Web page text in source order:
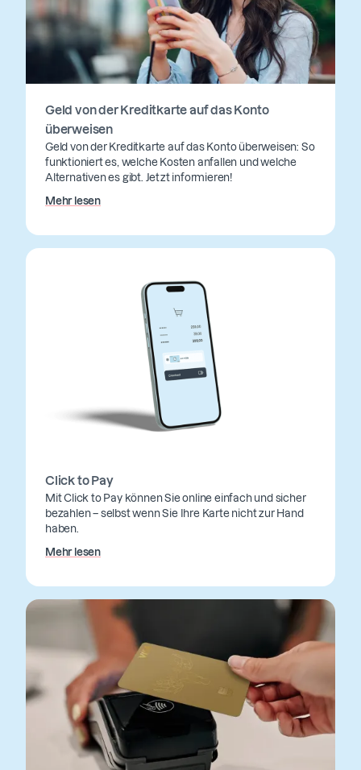
Geld von der Kreditkarte auf das Konto
überweisen
Geld von der Kreditkarte auf das Konto überweisen: So
funktioniert es, welche Kosten anfallen und welche
Alternativen es gibt. Jetzt informieren!
Mehr lesen
Click to Pay
Mit Click to Pay können Sie online einfach und sicher
bezahlen – selbst wenn Sie Ihre Karte nicht zur Hand
haben.
Mehr lesen